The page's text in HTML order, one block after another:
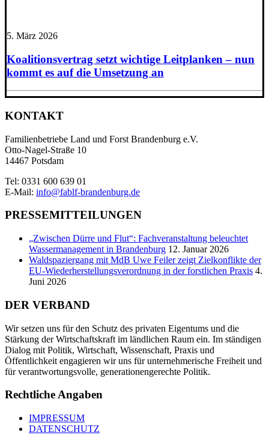
5. März 2026
Koalitionsvertrag setzt wichtige Leitplanken – nun
kommt es auf die Umsetzung an
KONTAKT
Familienbetriebe Land und Forst Brandenburg e.V.
Otto-Nagel-Straße 10
14467 Potsdam
Tel: 0331 600 639 01
E-Mail: info@fablf-brandenburg.de
PRESSEMITTEILUNGEN
„Zwischen Dürre und Flut“: Fachveranstaltung beleuchtet
Wassermanagement in Brandenburg 12. Januar 2026
Waldspaziergang mit MdB Uwe Feiler zeigt Zielkonflikte der
EU-Wiederherstellungsverordnung in der forstlichen Praxis 4.
Juni 2026
DER VERBAND
Wir setzen uns für den Schutz des privaten Eigentums und die
Stärkung der Wirtschaftskraft im ländlichen Raum ein. Im ständigen
Dialog mit Politik, Wirtschaft, Wissenschaft, Praxis und
Öffentlichkeit engagieren wir uns für unternehmerische Freiheit und
für verantwortungsvolle, generationengerechte Politik.
Rechtliche Angaben
IMPRESSUM
DATENSCHUTZ